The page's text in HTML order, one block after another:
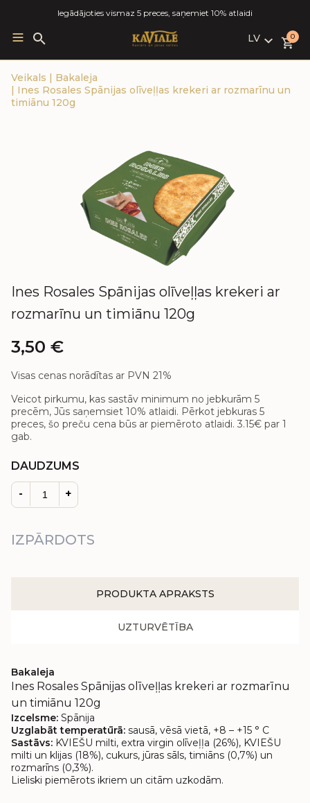
Iegādājoties vismaz 5 preces, saņemiet 10% atlaidi
Search
for:
LV
LV
0
Veikals | Bakaleja
| Ines Rosales Spānijas olīveļļas krekeri ar rozmarīnu un
timiānu 120g
Ines Rosales Spānijas olīveļļas krekeri ar
rozmarīnu un timiānu 120g
3,50 €
Visas cenas norādītas ar PVN 21%
Veicot pirkumu, kas sastāv minimum no jebkurām 5
precēm, Jūs saņemsiet 10% atlaidi. Pērkot jebkuras 5
preces, šo preču cena būs ar piemēroto atlaidi. 3.15€ par 1
gab.
DAUDZUMS
- +
IZPĀRDOTS
PRODUKTA APRAKSTS
UZTURVĒTĪBA
Bakaleja
Ines Rosales Spānijas olīveļļas krekeri ar rozmarīnu
un timiānu 120g
Izcelsme: Spānija
Uzglabāt temperatūrā: sausā, vēsā vietā, +8 – +15 ° C
Sastāvs: KVIEŠU milti, extra virgin olīveļļa (26%), KVIEŠU
milti un klijas (18%), cukurs, jūras sāls, timiāns (0,7%) un
rozmarīns (0,3%).
Lieliski piemērots ikriem un citām uzkodām.